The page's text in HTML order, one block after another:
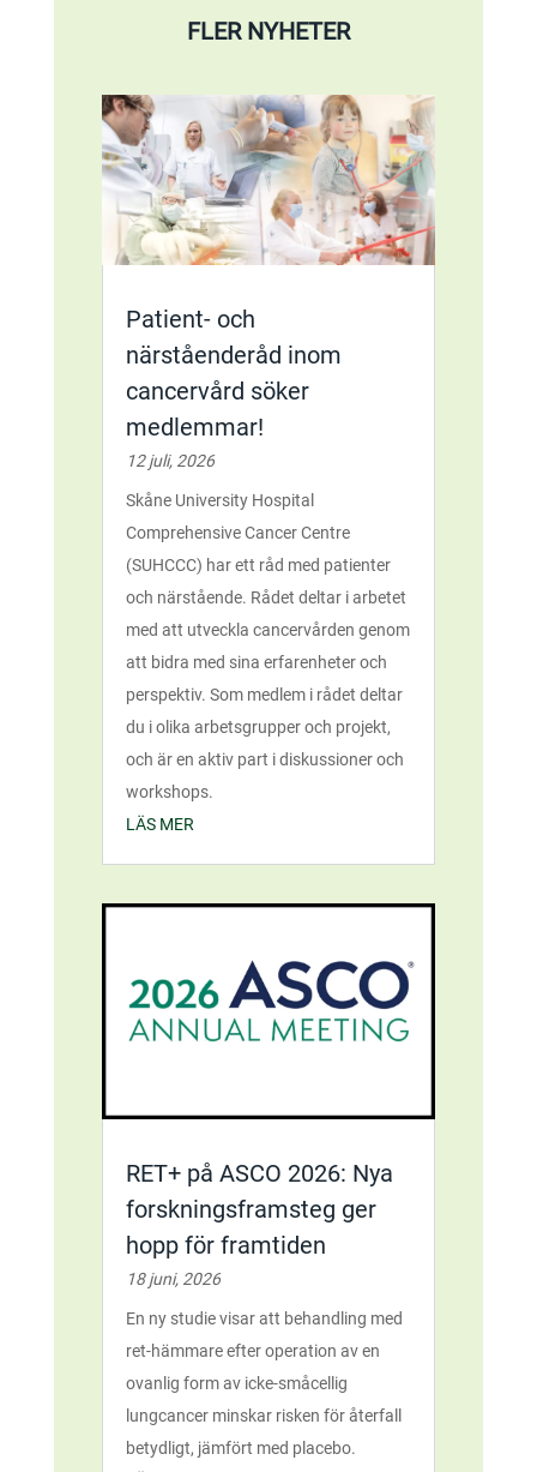
FLER NYHETER
Patient- och
närståenderåd inom
cancervård söker
medlemmar!
12 juli, 2026
Skåne University Hospital
Comprehensive Cancer Centre
(SUHCCC) har ett råd med patienter
och närstående. Rådet deltar i arbetet
med att utveckla cancervården genom
att bidra med sina erfarenheter och
perspektiv. Som medlem i rådet deltar
du i olika arbetsgrupper och projekt,
och är en aktiv part i diskussioner och
workshops.
LÄS MER
RET+ på ASCO 2026: Nya
forskningsframsteg ger
hopp för framtiden
18 juni, 2026
En ny studie visar att behandling med
ret-hämmare efter operation av en
ovanlig form av icke-småcellig
lungcancer minskar risken för återfall
betydligt, jämfört med placebo.